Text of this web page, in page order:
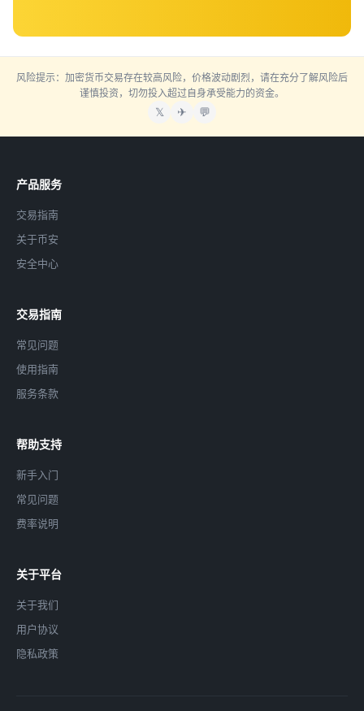
风险提示：加密货币交易存在较高风险，价格波动剧烈，请在充分了解风险后
谨慎投资，切勿投入超过自身承受能力的资金。
𝕏 ✈ 💬
产品服务
交易指南
关于币安
安全中心
交易指南
常见问题
使用指南
服务条款
帮助支持
新手入门
常见问题
费率说明
关于平台
关于我们
用户协议
隐私政策